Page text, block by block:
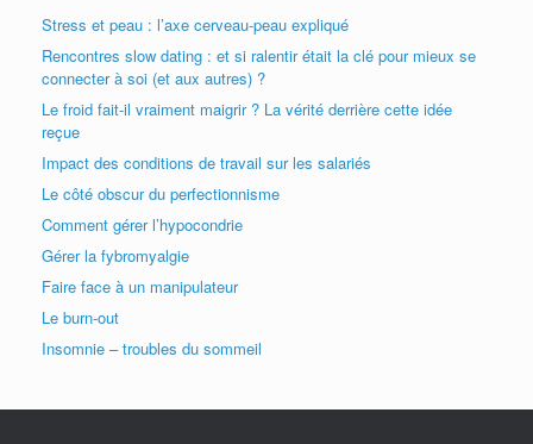
Stress et peau : l’axe cerveau-peau expliqué
Rencontres slow dating : et si ralentir était la clé pour mieux se
connecter à soi (et aux autres) ?
Le froid fait-il vraiment maigrir ? La vérité derrière cette idée
reçue
Impact des conditions de travail sur les salariés
Le côté obscur du perfectionnisme
Comment gérer l’hypocondrie
Gérer la fybromyalgie
Faire face à un manipulateur
Le burn-out
Insomnie – troubles du sommeil